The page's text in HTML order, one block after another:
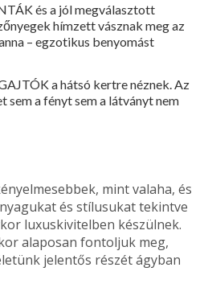
és a jól megválasztott
hímzett vásznak meg az
– egzotikus benyomást
a hátsó kertre néznek. Az
a fényt sem a látványt nem
mint valaha, és
és stílusukat tekintve
luxuskivitelben készülnek.
alaposan fontoljuk meg,
jelentős részét ágyban